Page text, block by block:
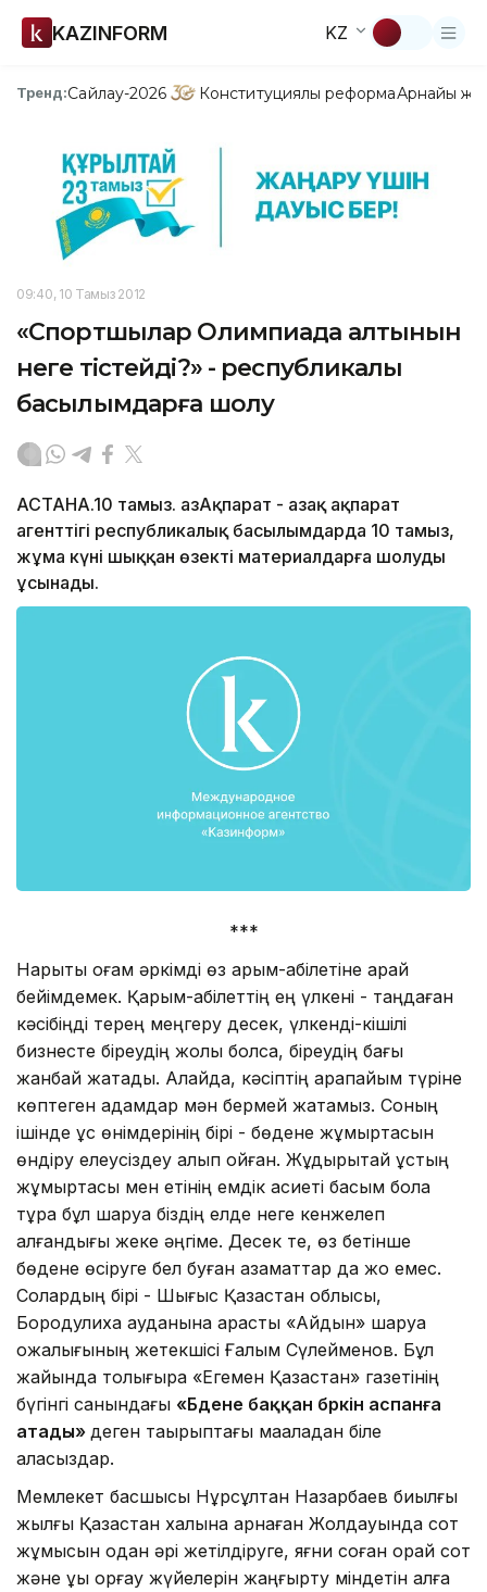
KAZINFORM KZ
Тренд:Сайлау-2026 Конституциялық реформаАрнайы
09:40, 10 Тамыз 2012
«Спортшылар Олимпиада алтынын
неге тістейді?» - республикалық
басылымдарға шолу
АСТАНА.10 тамыз. ҚазАқпарат - Қазақ ақпарат
агенттігі республикалық басылымдарда 10 тамыз,
жұма күні шыққан өзекті материалдарға шолуды
ұсынады.
***
Нарықтық қоғам әркімді өз қарым-қабілетіне қарай
бейімдемек. Қарым-қабілеттің ең үлкені - таңдаған
кәсібіңді терең меңгеру десек, үлкенді-кішілі
бизнесте біреудің жолы болса, біреудің бағы
жанбай жатады. Алайда, кәсіптің қарапайым түріне
көптеген адамдар мән бермей жатамыз. Соның
ішінде құс өнімдерінің бірі - бөдене жұмыртқасын
өндіру елеусіздеу қалып қойған. Жұдырықтай құстың
жұмыртқасы мен етінің емдік қасиеті басым бола
тұра бұл шаруа біздің елде неге кенжелеп
қалғандығы жеке әңгіме. Десек те, өз бетінше
бөдене өсіруге бел буған азаматтар да жоқ емес.
Солардың бірі - Шығыс Қазақстан облысы,
Бородулиха ауданына қарасты «Айдын» шаруа
қожалығының жетекшісі Ғалым Сүлейменов. Бұл
жайында толығырақ «Егемен Қазақстан» газетінің
бүгінгі санындағы «Бөдене баққан бөркін аспанға
атады» деген тақырыптағы мақаладан біле
аласыздар.
Мемлекет басшысы Нұрсұлтан Назарбаев биылғы
жылғы Қазақстан халқына арнаған Жолдауында сот
жұмысын одан әрі жетілдіруге, яғни соған орай сот
және құқық қорғау жүйелерін жаңғырту міндетін алға